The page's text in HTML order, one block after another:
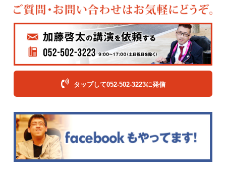
タップして052-502-3223に発信